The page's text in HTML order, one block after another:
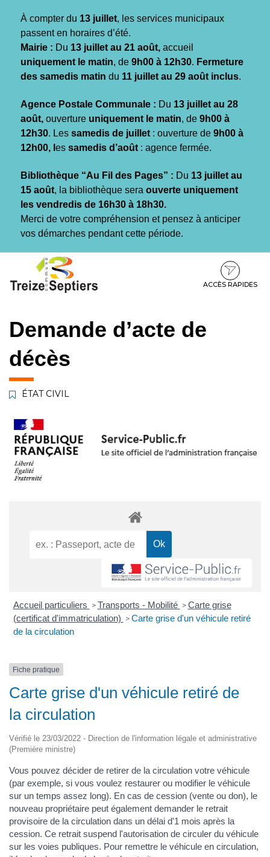
À compter du 13 juillet, les services municipaux
passent en horaires d’été.
Mairie : Du 13 juillet au 21 août, accueil
uniquement le matin, de 9h00 à 12h30. Fermeture
des samedis matin du 11 juillet au 29 août inclus.
Agence Postale Communale : Du 13 juillet au 28
août, ouverture uniquement le matin, de 9h00 à
12h30. Les samedis de juillet : ouverture de 9h00 à
12h00, l es samedis d’août : agence fermée.
Bibliothèque “Au Fil des Pages” : Du 13 juillet au
15 août, la bibliothèque sera ouverte uniquement
les vendredis de 16h30 à 18h30.
Merci de votre compréhension et pensez à anticiper
vos démarches pendant cette période.
contenu
pied
ACCÈS RAPIDES
Demande d’acte de
décès
ÉTAT CIVIL
Accueil particuliers > Transports - Mobilité > Carte grise
(certificat d'immatriculation) > Carte grise d'un véhicule retiré
de la circulation
Fiche pratique
Carte grise d'un véhicule retiré de
la circulation
Vérifié le 23/03/2022 - Direction de l'information légale et administrative
(Première ministre)
Vous pouvez décider de retirer de la circulation votre véhicule
(par exemple, si vous voulez restaurer ou modifier le véhicule
sur un temps assez long). En cas de cession (vente ou don), le
nouveau propriétaire peut également demander le retrait
provisoire de la circulation dans un délai d'1 mois après la
cession. Ce retrait suspend l'autorisation de circuler du véhicule
sur les voies publiques. Pour remettre le véhicule en circulation,